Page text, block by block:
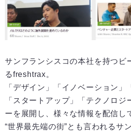
サンフランシスコの本社を持つビ
るfreshtrax。
「デザイン」「イノベーション」
「スタートアップ」「テクノロジ
ーを展開し、様々な情報を配信し
“世界最先端の街”とも言われるサ